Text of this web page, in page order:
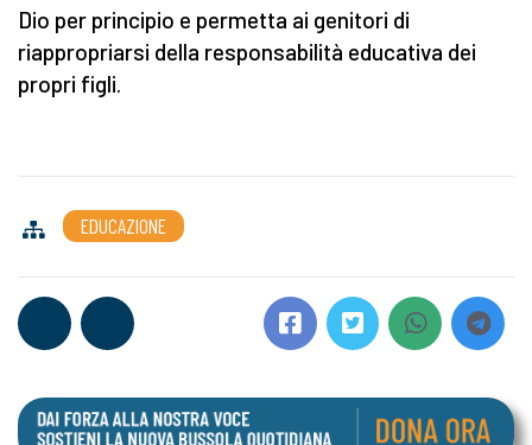
Dio per principio e permetta ai genitori di
riappropriarsi della responsabilità educativa dei
propri figli.
EDUCAZIONE